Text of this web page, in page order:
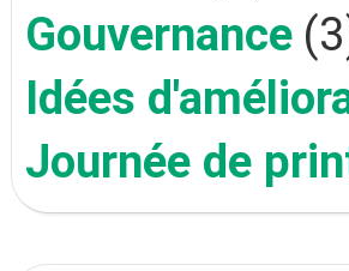
Gouvernance
Idées
Journée de